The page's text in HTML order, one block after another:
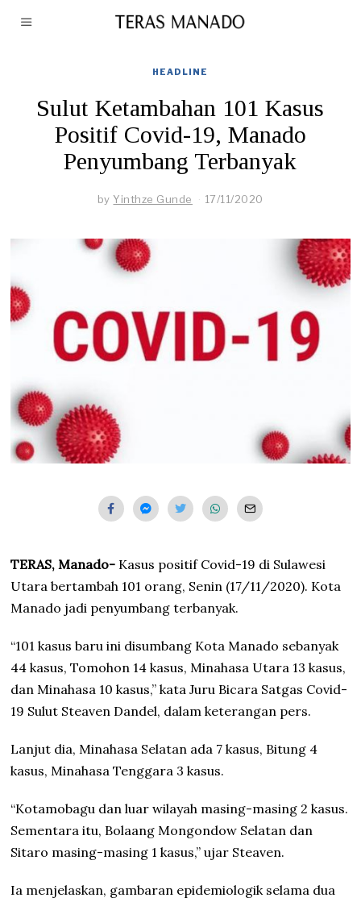
HEADLINE
Sulut Ketambahan 101 Kasus
Positif Covid-19, Manado
Penyumbang Terbanyak
by Yinthze Gunde 17/11/2020
TERAS, Manado- Kasus positif Covid-19 di Sulawesi
Utara bertambah 101 orang, Senin (17/11/2020). Kota
Manado jadi penyumbang terbanyak.
“101 kasus baru ini disumbang Kota Manado sebanyak
44 kasus, Tomohon 14 kasus, Minahasa Utara 13 kasus,
dan Minahasa 10 kasus,” kata Juru Bicara Satgas Covid-
19 Sulut Steaven Dandel, dalam keterangan pers.
Lanjut dia, Minahasa Selatan ada 7 kasus, Bitung 4
kasus, Minahasa Tenggara 3 kasus.
“Kotamobagu dan luar wilayah masing-masing 2 kasus.
Sementara itu, Bolaang Mongondow Selatan dan
Sitaro masing-masing 1 kasus,” ujar Steaven.
Ia menjelaskan, gambaran epidemiologik selama dua